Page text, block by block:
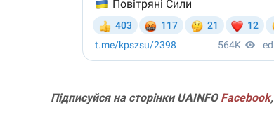
Підписуйся на сторінки UAINFO Facebook,